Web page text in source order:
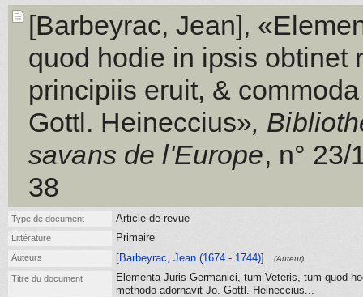
[Barbeyrac, Jean],
quod hodie in ipsis obtinet
principiis eruit, &
Gottl. Heineccius»,
savans de l'Europe, n° 23/
38
Type de document Article de revue
Littérature Primaire
Auteurs [Barbeyrac, Jean (1674 - 1744)] (Auteur)
Titre du document
Elementa Juris Germanici, tum Veteris, tum quod
methodo adornavit Jo. Gottl. Heineccius...